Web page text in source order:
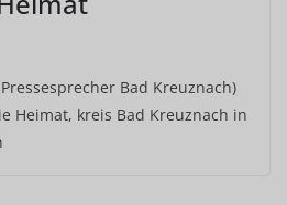
Bad Kreuznach)
Heimat, kreis Bad Kreuznach in